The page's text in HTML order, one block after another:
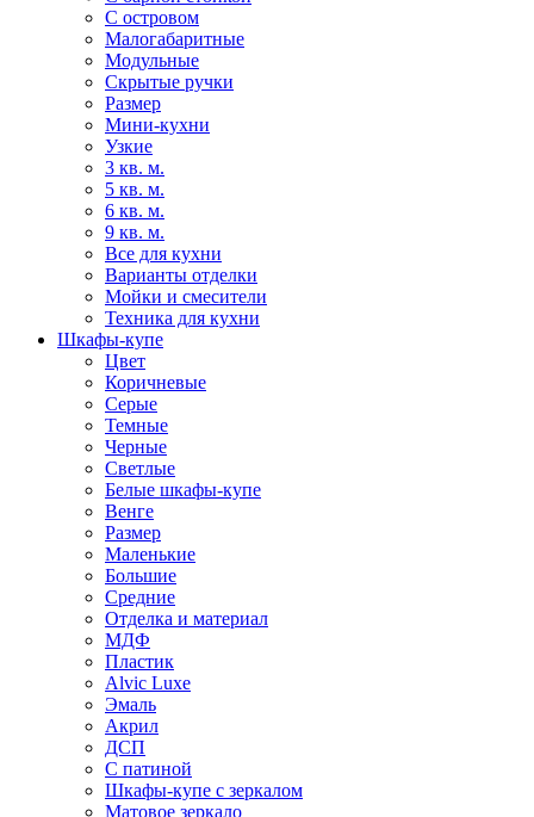
С островом
Малогабаритные
Модульные
Скрытые ручки
Размер
Мини-кухни
Узкие
3 кв. м.
5 кв. м.
6 кв. м.
9 кв. м.
Все для кухни
Варианты отделки
Мойки и смесители
Техника для кухни
Шкафы-купе
Цвет
Коричневые
Серые
Темные
Черные
Светлые
Белые шкафы-купе
Венге
Размер
Маленькие
Большие
Средние
Отделка и материал
МДФ
Пластик
Alvic Luxe
Эмаль
Акрил
ДСП
С патиной
Шкафы-купе с зеркалом
Матовое зеркало